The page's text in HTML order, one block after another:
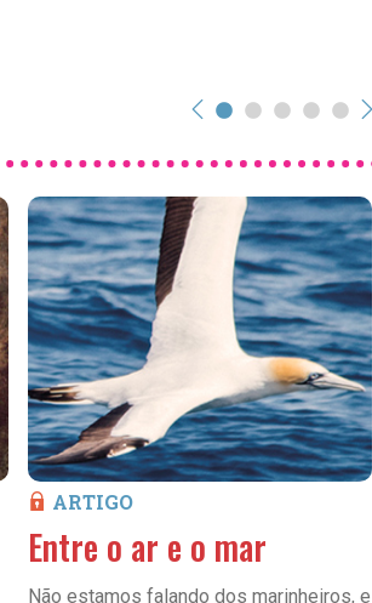
ARTIGO
Entre o ar e o mar
Não estamos falando dos marinheiros, e